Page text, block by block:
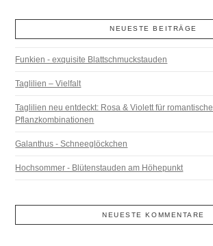
NEUESTE BEITRÄGE
Funkien - exquisite Blattschmuckstauden
Taglilien – Vielfalt
Taglilien neu entdeckt: Rosa & Violett für romantische
Pflanzkombinationen
Galanthus - Schneeglöckchen
Hochsommer - Blütenstauden am Höhepunkt
NEUESTE KOMMENTARE